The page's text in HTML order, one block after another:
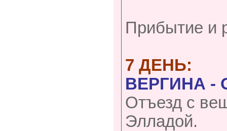
Прибытие и
7 ДЕНЬ:
ВЕРГИНА -
Отъезд с
Элладой.